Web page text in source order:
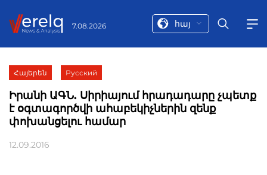
7.08.2026 հայ
Հայերեն Русский
Իրանի ԱԳՆ. Սիրիայում հրադադարը չպետք
է օգտագործվի ահաբեկիչներին զենք
փոխանցելու համար
12.09.2016